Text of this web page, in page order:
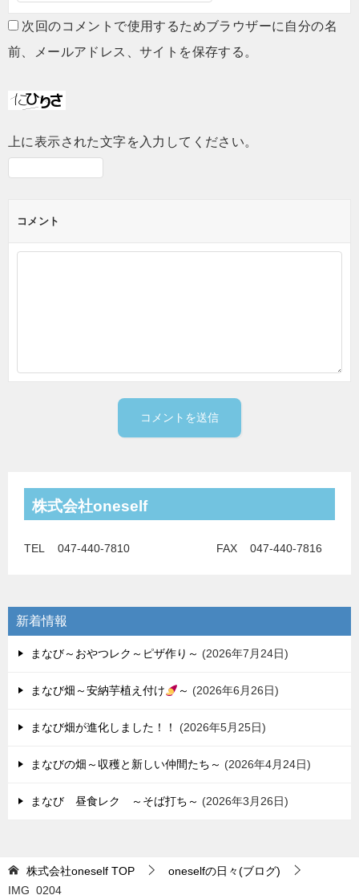
次回のコメントで使用するためブラウザーに自分の名
前、メールアドレス、サイトを保存する。
上に表示された文字を入力してください。
コメント
株式会社oneself
TEL 047-440-7810 FAX 047-440-7816
新着情報
まなび～おやつレク～ピザ作り～ 2026年7月24日
まなび畑～安納芋植え付け ～ 2026年6月26日
まなび畑が進化しました！！ 2026年5月25日
まなびの畑～収穫と新しい仲間たち～ 2026年4月24日
まなび 昼食レク ～そば打ち～ 2026年3月26日
株式会社oneself TOP
oneselfの日々(ブログ)
IMG_0204